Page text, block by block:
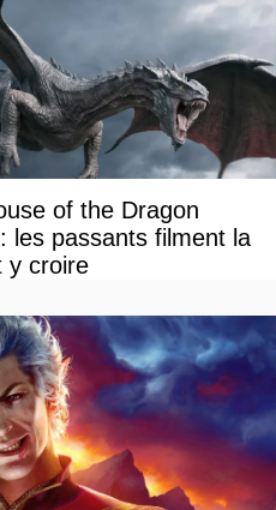
of the Dragon
les passants filment la
y croire